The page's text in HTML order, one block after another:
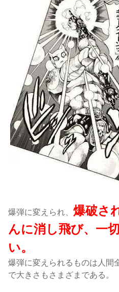
爆弾に変えられ、 爆破さ
んに消し飛び、一
い。
爆弾に変えられるものは人間
で大きさもさまざまである。